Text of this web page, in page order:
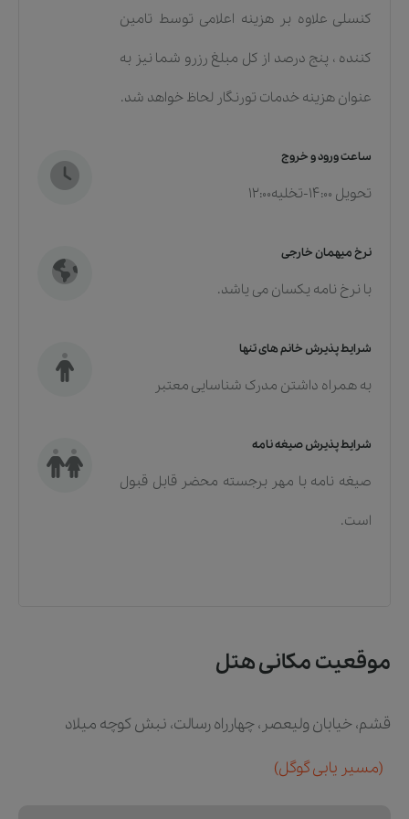
کنسلی علاوه بر هزینه اعلامی توسط تامین
کننده ، پنج درصد از کل مبلغ رزرو شما نیز به
عنوان هزینه خدمات تورنگار لحاظ خواهد شد.
ساعت ورود و خروج
تحویل 14:00-تخلیه12:00
نرخ میهمان خارجی
با نرخ نامه یکسان می یاشد.
شرایط پذیرش خانم های تنها
به همراه داشتن مدرک شناسایی معتبر
شرایط پذیرش صیغه نامه
صیغه نامه با مهر برجسته محضر قابل قبول
است.
موقعیت مکانی هتل
قشم، خیابان ولیعصر، چهارراه رسالت، نبش کوچه میلاد
(مسیر یابی گوگل)